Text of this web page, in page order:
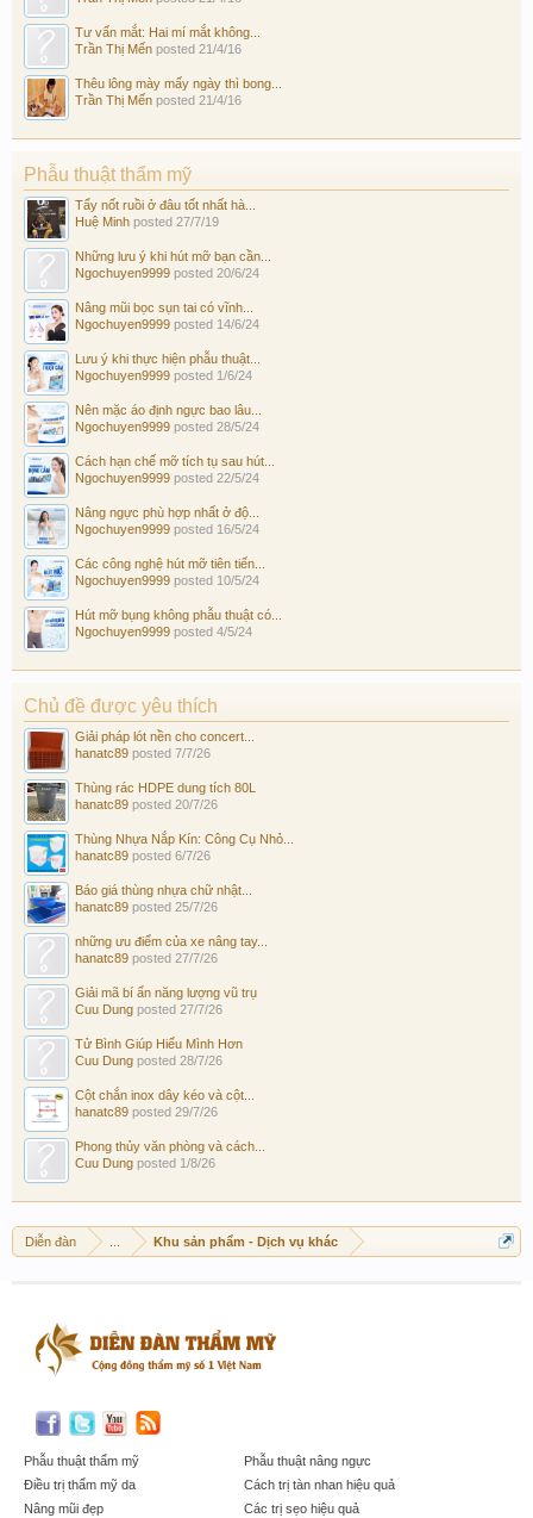
Tư vấn mắt: Hai mí mắt không...
Trần Thị Mến posted 21/4/16
Thêu lông mày mấy ngày thì bong...
Trần Thị Mến posted 21/4/16
Phẫu thuật thẩm mỹ
Tẩy nốt ruồi ở đâu tốt nhất hà...
Huệ Minh posted 27/7/19
Những lưu ý khi hút mỡ bạn cần...
Ngochuyen9999 posted 20/6/24
Nâng mũi bọc sụn tai có vĩnh...
Ngochuyen9999 posted 14/6/24
Lưu ý khi thực hiện phẫu thuật...
Ngochuyen9999 posted 1/6/24
Nên mặc áo định ngực bao lâu...
Ngochuyen9999 posted 28/5/24
Cách hạn chế mỡ tích tụ sau hút...
Ngochuyen9999 posted 22/5/24
Nâng ngực phù hợp nhất ở độ...
Ngochuyen9999 posted 16/5/24
Các công nghệ hút mỡ tiên tiến...
Ngochuyen9999 posted 10/5/24
Hút mỡ bụng không phẫu thuật có...
Ngochuyen9999 posted 4/5/24
Chủ đề được yêu thích
Giải pháp lót nền cho concert...
hanatc89 posted 7/7/26
Thùng rác HDPE dung tích 80L
hanatc89 posted 20/7/26
Thùng Nhựa Nắp Kín: Công Cụ Nhỏ...
hanatc89 posted 6/7/26
Báo giá thùng nhựa chữ nhật...
hanatc89 posted 25/7/26
những ưu điểm của xe nâng tay...
hanatc89 posted 27/7/26
Giải mã bí ẩn năng lượng vũ trụ
Cuu Dung posted 27/7/26
Tử Bình Giúp Hiểu Mình Hơn
Cuu Dung posted 28/7/26
Cột chắn inox dây kéo và cột...
hanatc89 posted 29/7/26
Phong thủy văn phòng và cách...
Cuu Dung posted 1/8/26
Diễn đàn Khu sản phẩm - Dịch vụ khác
Phẫu thuật thẩm mỹ
Điều trị thẩm mỹ da
Nâng mũi đẹp
Phẫu thuật nâng ngực
Cách trị tàn nhan hiệu quả
Các trị sẹo hiệu quả